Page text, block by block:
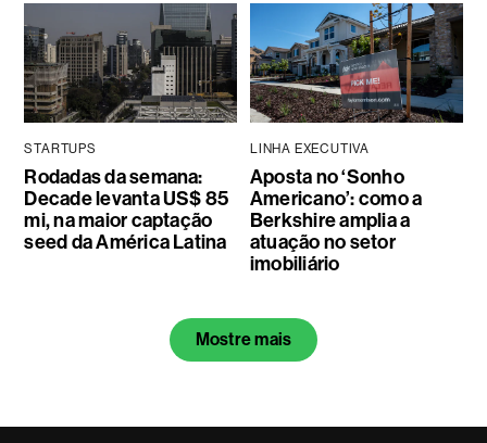
STARTUPS
Rodadas da semana:
Decade levanta US$ 85
mi, na maior captação
seed da América Latina
LINHA EXECUTIVA
Aposta no ‘Sonho
Americano’: como a
Berkshire amplia a
atuação no setor
imobiliário
Mostre mais